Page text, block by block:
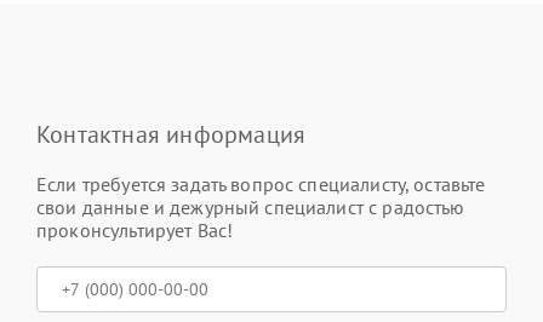
Контактная информация
Если требуется задать вопрос специалисту, оставьте
свои данные и дежурный специалист с радостью
проконсультирует Вас!